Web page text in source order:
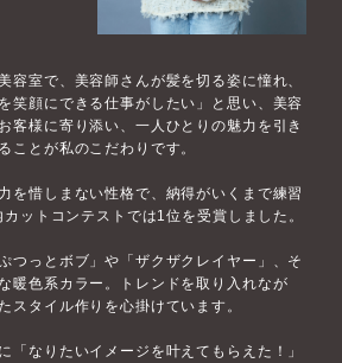
容室で、美容師さんが髪を切る姿に憧れ、
笑顔にできる仕事がしたい」と思い、美容
客様に寄り添い、一人ひとりの魅力を引き
ことが私のこだわりです。
を惜しまない性格で、納得がいくまで練習
ットコンテストでは1位を受賞しました。
つっとボブ」や「ザクザクレイヤー」、そ
暖色系カラー。トレンドを取り入れなが
スタイル作りを心掛けています。
「なりたいイメージを叶えてもらえた！」